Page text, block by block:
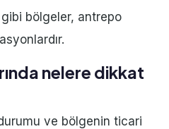
bölgeler, antrepo
nelere dikkat
durumu ve bölgenin ticari